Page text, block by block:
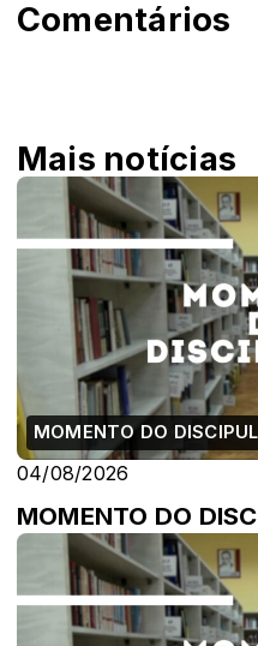
Comentários
Mais notícias
MOMENTO DO
04/08/2026
MOMENTO DO